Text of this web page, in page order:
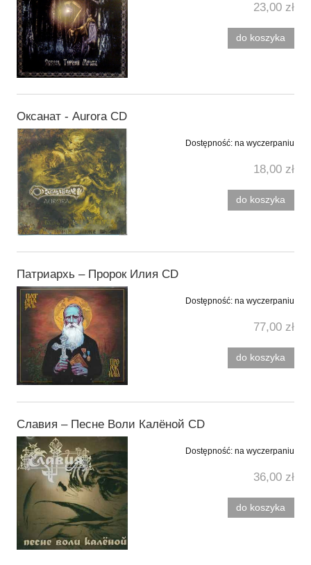
23,00 zł
do koszyka
Оксанат - Aurora CD
Dostępność: na wyczerpaniu
18,00 zł
do koszyka
Патриархь ‎– Пророк Илия CD
Dostępność: na wyczerpaniu
77,00 zł
do koszyka
Славия ‎– Песне Воли Калёной CD
Dostępność: na wyczerpaniu
36,00 zł
do koszyka